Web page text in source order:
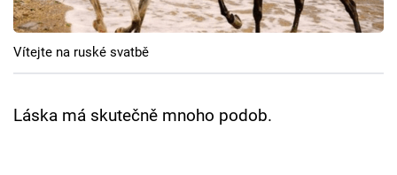
Cool Esport
Pořady
TV Program
Vítejte na ruské svatbě
Láska má skutečně mnoho podob.